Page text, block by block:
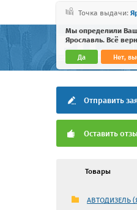
Точка выдачи:
Мы определили
Ярославль. Всё
Да Нет,
Отправить
Оставить
Товары
АВТОДИЗЕЛЬ